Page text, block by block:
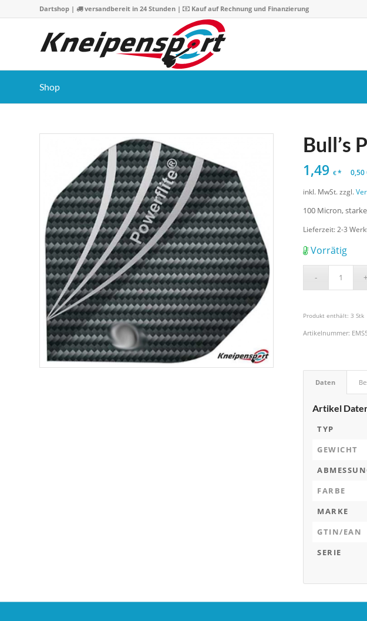
Dartshop | versandbereit in 24 Stunden | Kauf auf Rechnung und Finanzierung
Shop
Bull’s
1,49€* 0,50
inkl. MwSt. zzgl.
100 Micron,
Lieferzeit: 2-3
Vorrätig
Produkt enthält: 3Stk
Artikelnummer:
Daten
Artikel
TYP
GEWICHT
FARBE
MARKE
GTIN/EAN
SERIE